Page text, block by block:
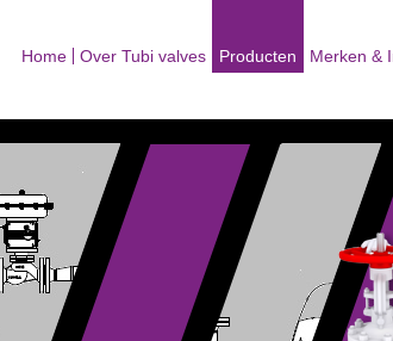
Home Over Tubi valves Producten Merken &